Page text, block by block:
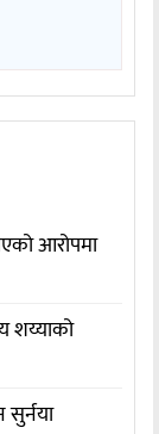
आरोपमा
शय्याको
सुर्नया